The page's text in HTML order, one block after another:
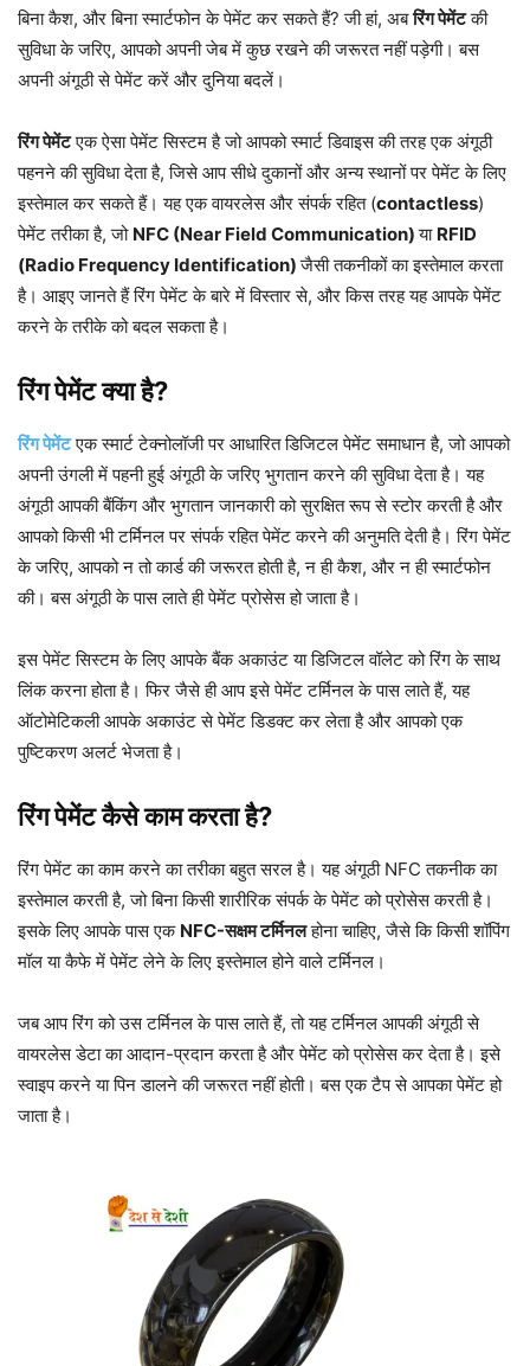
बिना कैश, और बिना स्मार्टफोन के पेमेंट कर सकते हैं? जी हां, अबरिंग पेमेंटकी
सुविधा के जरिए, आपको अपनी जेब में कुछ रखने की जरूरत नहीं पड़ेगी। बस
अपनी अंगूठी से पेमेंट करें और दुनिया बदलें।
रिंग पेमेंटएक ऐसा पेमेंट सिस्टम है जो आपको स्मार्ट डिवाइस की तरह एक अंगूठी
पहनने की सुविधा देता है, जिसे आप सीधे दुकानों और अन्य स्थानों पर पेमेंट के लिए
इस्तेमाल कर सकते हैं। यह एक वायरलेस और संपर्क रहित (contactless)
पेमेंट तरीका है, जो NFC (Near Field Communication)या RFID
(Radio Frequency Identification)जैसी तकनीकों का इस्तेमाल करता
है। आइए जानते हैं रिंग पेमेंट के बारे में विस्तार से, और किस तरह यह आपके पेमेंट
करने के तरीके को बदल सकता है।
रिंग पेमेंट क्या है?
रिंग पेमेंटएक स्मार्ट टेक्नोलॉजी पर आधारित डिजिटल पेमेंट समाधान है, जो आपको
अपनी उंगली में पहनी हुई अंगूठी के जरिए भुगतान करने की सुविधा देता है। यह
अंगूठी आपकी बैंकिंग और भुगतान जानकारी को सुरक्षित रूप से स्टोर करती है और
आपको किसी भी टर्मिनल पर संपर्क रहित पेमेंट करने की अनुमति देती है। रिंग पेमेंट
के जरिए, आपको न तो कार्ड की जरूरत होती है, न ही कैश, और न ही स्मार्टफोन
की। बस अंगूठी के पास लाते ही पेमेंट प्रोसेस हो जाता है।
इस पेमेंट सिस्टम के लिए आपके बैंक अकाउंट या डिजिटल वॉलेट को रिंग के साथ
लिंक करना होता है। फिर जैसे ही आप इसे पेमेंट टर्मिनल के पास लाते हैं, यह
ऑटोमेटिकली आपके अकाउंट से पेमेंट डिडक्ट कर लेता है और आपको एक
पुष्टिकरण अलर्ट भेजता है।
रिंग पेमेंट कैसे काम करता है?
रिंग पेमेंट का काम करने का तरीका बहुत सरल है। यह अंगूठी NFC तकनीक का
इस्तेमाल करती है, जो बिना किसी शारीरिक संपर्क के पेमेंट को प्रोसेस करती है।
इसके लिए आपके पास एक NFC-सक्षम टर्मिनलहोना चाहिए, जैसे कि किसी शॉपिंग
मॉल या कैफे में पेमेंट लेने के लिए इस्तेमाल होने वाले टर्मिनल।
जब आप रिंग को उस टर्मिनल के पास लाते हैं, तो यह टर्मिनल आपकी अंगूठी से
वायरलेस डेटा का आदान-प्रदान करता है और पेमेंट को प्रोसेस कर देता है। इसे
स्वाइप करने या पिन डालने की जरूरत नहीं होती। बस एक टैप से आपका पेमेंट हो
जाता है।